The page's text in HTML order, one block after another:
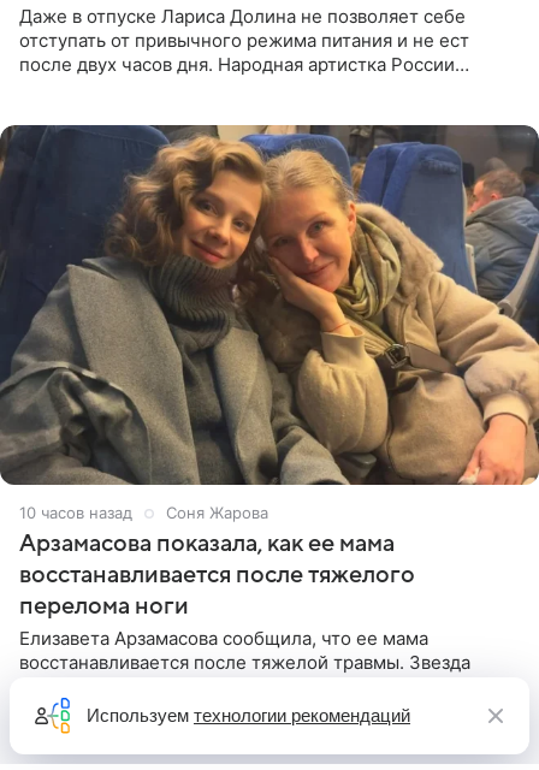
Даже в отпуске Лариса Долина не позволяет себе
отступать от привычного режима питания и не ест
после двух часов дня. Народная артистка России
10 часов назад Соня Жарова
Арзамасова показала, как ее мама
восстанавливается после тяжелого
перелома ноги
Елизавета Арзамасова сообщила, что ее мама
восстанавливается после тяжелой травмы. Звезда
неудачно сломала ногу и перенесла операцию.
Арзамасова показала
Используем технологии рекомендаций